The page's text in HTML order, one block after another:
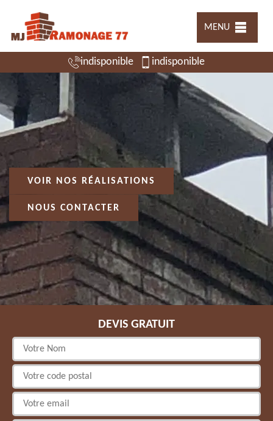
MENU
indisponible indisponible
VOIR NOS RÉALISATIONS
NOUS CONTACTER
DEVIS GRATUIT